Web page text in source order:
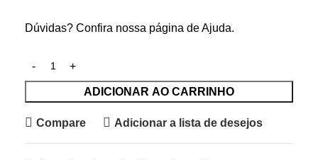
Dúvidas? Confira nossa página deAjuda.
ADICIONAR AO CARRINHO
Compare Adicionar a lista de desejos